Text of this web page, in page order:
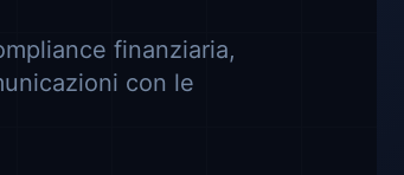
finanziaria,
con le